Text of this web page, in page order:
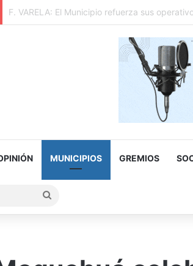
CABA-La Ciudad levantó cerca de 500
MUNICIPIOS GREMIOS
por